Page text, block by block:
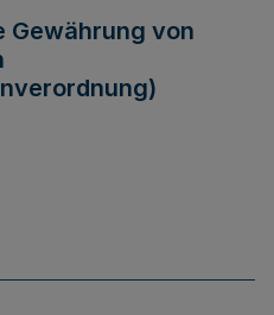
Gewährung von